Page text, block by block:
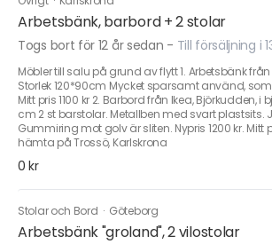
Arbetsbänk, barbord + 2 stolar
Togs bort för 12 år sedan - Till försäljning i
Möbler till salu på grund av flytt 1. Arbetsbänk från
Storlek 120*90cm Mycket sparsamt använd, som
Mitt pris 1100 kr 2. Barbord från Ikea, Björkudden, i
cm 2 st barstolar. Metallben med svart plastsits.
Gummiring mot golv är sliten. Nypris 1200 kr. Mitt
hämta på Trossö, Karlskrona
0 kr
Stolar och Bord · Göteborg
Arbetsbänk "groland", 2 vilostolar